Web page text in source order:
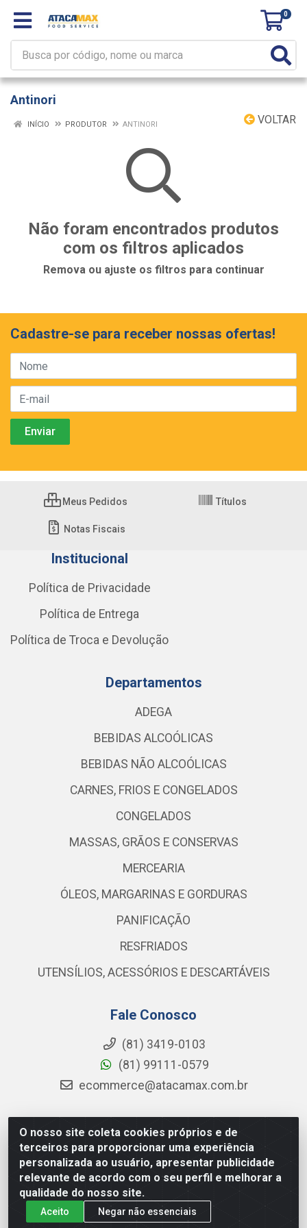
0
Antinori
VOLTAR
INÍCIO PRODUTOR ANTINORI
Não foram encontrados produtos
com os filtros aplicados
Remova ou ajuste os filtros para continuar
O nosso site coleta cookies próprios e de
terceiros para proporcionar uma experiência
personalizada ao usuário, apresentar publicidade
relevante de acordo com o seu perfil e melhorar a
qualidade do nosso site.
Aceito
Negar não essenciais
Cadastre-se para receber nossas ofertas!
Meus Pedidos Títulos
Notas Fiscais
Institucional
Política de Privacidade
Política de Entrega
Política de Troca e Devolução
Departamentos
ADEGA
BEBIDAS ALCOÓLICAS
BEBIDAS NÃO ALCOÓLICAS
CARNES, FRIOS E CONGELADOS
CONGELADOS
MASSAS, GRÃOS E CONSERVAS
MERCEARIA
ÓLEOS, MARGARINAS E GORDURAS
PANIFICAÇÃO
RESFRIADOS
UTENSÍLIOS, ACESSÓRIOS E DESCARTÁVEIS
Fale Conosco
(81) 3419-0103
(81) 99111-0579
ecommerce@atacamax.com.br
Atacamax Importadora de Alimentos LTDA - RODOVIA BR-
101 - SUL, KM 79,60 GP E GALPAO:D - Muribeca, Jaboatão dos
Guararapes - PE, 54355-010 - CNPJ 08.305.623/0001-84